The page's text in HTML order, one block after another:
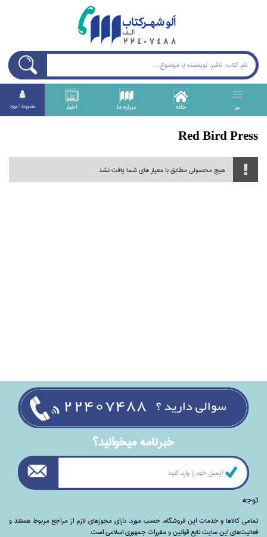
منو خانه درباره ما اخبار عضويت / ورود
Red Bird Press
هیچ محصولی مطابق با معیار های شما یافت نشد
خبرنامه ميخوانيد؟
توجه
تمامی‌ کالاها و خدمات این فروشگاه، حسب مورد،‌ دارای مجوزهای لازم از مراجع مربوط هستند ‌و‌‌
فعالیت‌های این سایت تابع قوانین و مقررات جمهوری اسلامی است.